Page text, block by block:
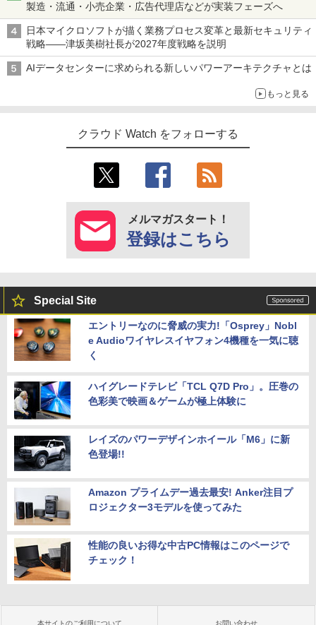
製造・流通・小売企業・広告代理店などが実装フェーズへ
日本マイクロソフトが描く業務プロセス変革と最新セキュリティ
戦略――津坂美樹社長が2027年度戦略を説明
AIデータセンターに求められる新しいパワーアーキテクチャとは
もっと見る
クラウド Watch をフォローする
メルマガスタート！
登録はこちら
Special Site
エントリーなのに脅威の実力!「Osprey」Nobl
e Audioワイヤレスイヤフォン4機種を一気に聴
く
ハイグレードテレビ「TCL Q7D Pro」。圧巻の
色彩美で映画＆ゲームが極上体験に
レイズのパワーデザインホイール「M6」に新
色登場!!
Amazon プライムデー過去最安! Anker注目プ
ロジェクター3モデルを使ってみた
性能の良いお得な中古PC情報はこのページで
チェック！